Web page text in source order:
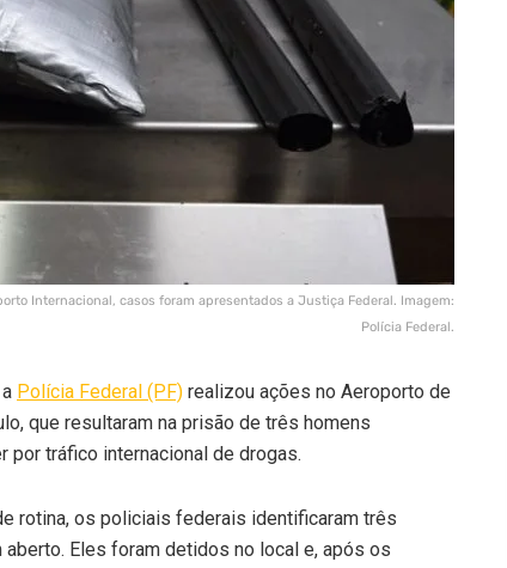
Internacional, casos foram apresentados a Justiça Federal. Imagem:
Polícia Federal.
Polícia Federal (PF) realizou ações no Aeroporto de
que resultaram na prisão de três homens
por tráfico internacional de drogas.
rotina, os policiais federais identificaram três
Eles foram detidos no local e, após os